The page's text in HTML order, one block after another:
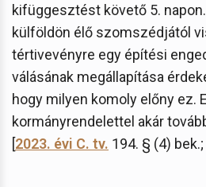
kifüggesztést követő 5.
külföldön élő szomszédjától
tértivevényre egy építési
válásának megállapítása
hogy milyen komoly előny ez.
kormányrendelettel akár
[2023. évi C. tv. 194. § (4)